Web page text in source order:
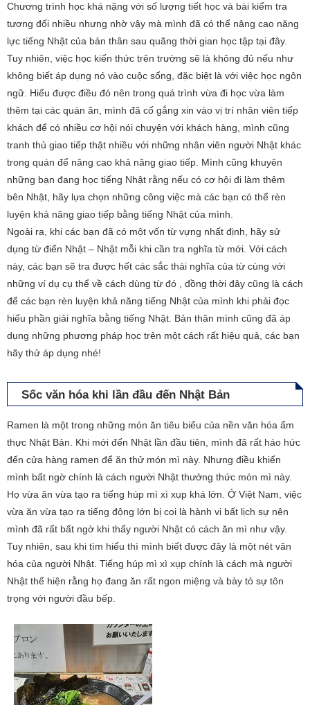
Chương trình học khá nặng với số lượng tiết học và bài kiểm tra
tương đối nhiều nhưng nhờ vậy mà mình đã có thể nâng cao năng
lực tiếng Nhật của bản thân sau quãng thời gian học tập tại đây.
Tuy nhiên, việc học kiến thức trên trường sẽ là không đủ nếu như
không biết áp dụng nó vào cuộc sống, đặc biệt là với việc học ngôn
ngữ. Hiểu được điều đó nên trong quá trình vừa đi học vừa làm
thêm tại các quán ăn, mình đã cố gắng xin vào vị trí nhân viên tiếp
khách để có nhiều cơ hội nói chuyện với khách hàng, mình cũng
tranh thủ giao tiếp thật nhiều với những nhân viên người Nhật khác
trong quán để nâng cao khả năng giao tiếp. Mình cũng khuyên
những bạn đang học tiếng Nhật rằng nếu có cơ hội đi làm thêm
bên Nhật, hãy lựa chọn những công việc mà các bạn có thể rèn
luyện khả năng giao tiếp bằng tiếng Nhật của mình.
Ngoài ra, khi các bạn đã có một vốn từ vựng nhất định, hãy sử
dụng từ điển Nhật – Nhật mỗi khi cần tra nghĩa từ mới. Với cách
này, các bạn sẽ tra được hết các sắc thái nghĩa của từ cùng với
những ví dụ cụ thể về cách dùng từ đó , đồng thời đây cũng là cách
để các bạn rèn luyện khả năng tiếng Nhật của mình khi phải đọc
hiểu phần giải nghĩa bằng tiếng Nhật. Bản thân mình cũng đã áp
dụng những phương pháp học trên một cách rất hiệu quả, các bạn
hãy thử áp dụng nhé!
Sốc văn hóa khi lần đầu đến Nhật Bản
Ramen là một trong những món ăn tiêu biểu của nền văn hóa ẩm
thực Nhật Bản. Khi mới đến Nhật lần đầu tiên, mình đã rất háo hức
đến cửa hàng ramen để ăn thử món mì này. Nhưng điều khiến
mình bất ngờ chính là cách người Nhật thưởng thức món mì này.
Họ vừa ăn vừa tạo ra tiếng húp mì xì xụp khá lớn. Ở Việt Nam, việc
vừa ăn vừa tạo ra tiếng động lớn bị coi là hành vi bất lịch sự nên
mình đã rất bất ngờ khi thấy người Nhật có cách ăn mì như vậy.
Tuy nhiên, sau khi tìm hiểu thì mình biết được đây là một nét văn
hóa của người Nhật. Tiếng húp mì xì xụp chính là cách mà người
Nhật thể hiện rằng họ đang ăn rất ngon miệng và bày tỏ sự tôn
trọng với người đầu bếp.